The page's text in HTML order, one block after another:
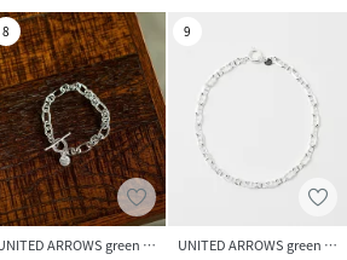
8
UNITED ARROWS green label relaxing
9
UNITED ARROWS green label relaxing